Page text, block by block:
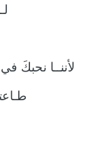
لأننــا نحبكَ في